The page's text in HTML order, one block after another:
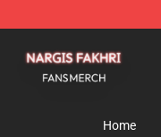
Home